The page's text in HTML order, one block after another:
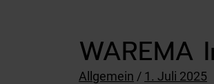
Allgemein / Posted on
1. Juli 2025